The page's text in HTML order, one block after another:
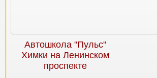
Автошкола "Пульс"
Химки на Ленинском
проспекте